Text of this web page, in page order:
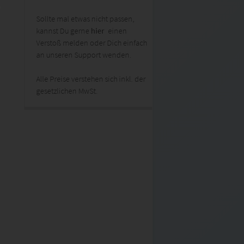
Sollte mal etwas nicht passen,
kannst Du gerne hier einen
Verstoß melden oder Dich einfach
an unseren Support wenden.
Alle Preise verstehen sich inkl. der
gesetzlichen MwSt.